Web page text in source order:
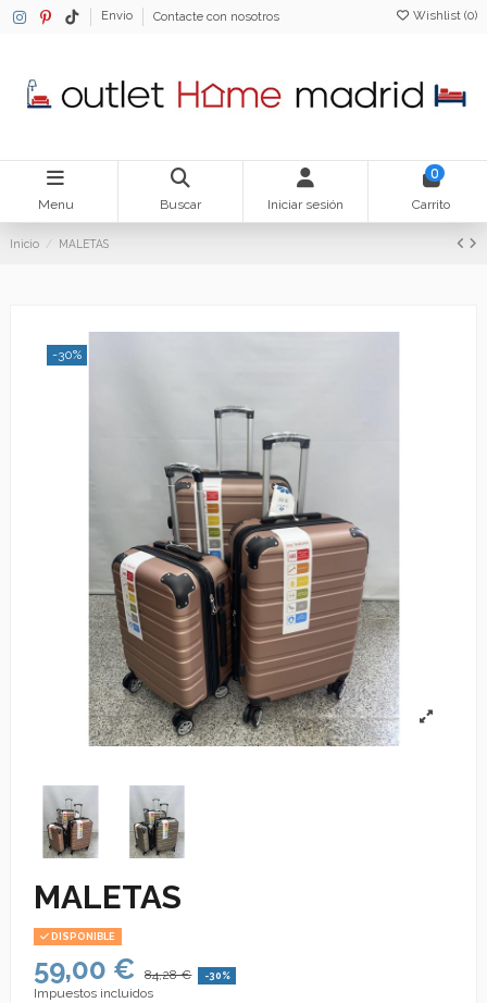
Envio Contacte con nosotros Wishlist (0)
Menu Buscar Iniciar sesión
0
Carrito
Inicio MALETAS
-30%
MALETAS
DISPONIBLE
59,00 € 84,28 € -30%
Impuestos incluidos